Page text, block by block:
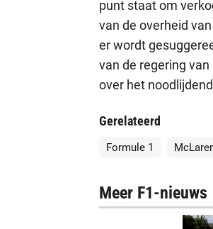
punt staat om
van de overheid
er wordt
van de regering
over het
Gerelateerd
Formule 1
Meer F1-nieuws